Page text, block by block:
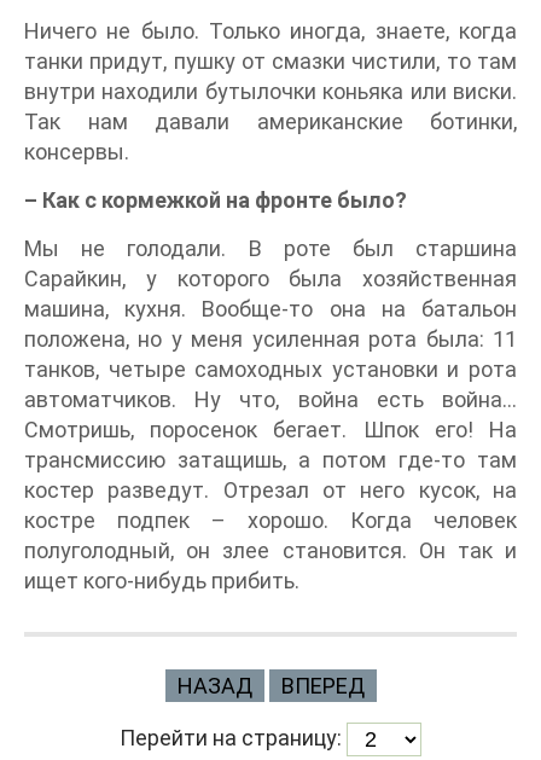
Ничего не было. Только иногда, знаете, когда
танки придут, пушку от смазки чистили, то там
внутри находили бутылочки коньяка или виски.
Так нам давали американские ботинки,
консервы.
– Как с кормежкой на фронте было?
Мы не голодали. В роте был старшина
Сарайкин, у которого была хозяйственная
машина, кухня. Вообще-то она на батальон
положена, но у меня усиленная рота была: 11
танков, четыре самоходных установки и рота
автоматчиков. Ну что, война есть война…
Смотришь, поросенок бегает. Шпок его! На
трансмиссию затащишь, а потом где-то там
костер разведут. Отрезал от него кусок, на
костре подпек – хорошо. Когда человек
полуголодный, он злее становится. Он так и
ищет кого-нибудь прибить.
НАЗАД ВПЕРЕД
Перейти на страницу: